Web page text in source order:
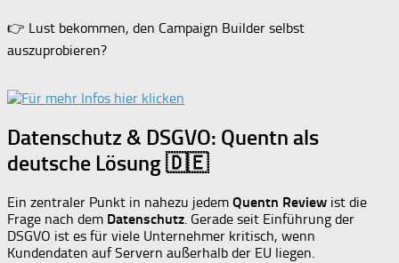
👉 Lust bekommen, den Campaign Builder selbst
auszuprobieren?
Datenschutz & DSGVO: Quentn als
deutsche Lösung 🇩🇪
Ein zentraler Punkt in nahezu jedem Quentn Review ist die
Frage nach dem Datenschutz. Gerade seit Einführung der
DSGVO ist es für viele Unternehmer kritisch, wenn
Kundendaten auf Servern außerhalb der EU liegen.